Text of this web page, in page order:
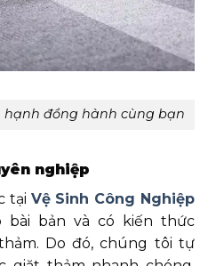
đồng hành cùng bạn
nghiệp
tại Vệ Sinh Công Nghiệp
bài bản và có kiến thức
Do đó, chúng tôi tự